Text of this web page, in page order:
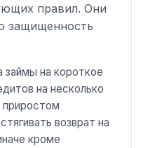
правил. Они
защищенность
займы на короткое
на несколько
приростом
возврат на
кроме